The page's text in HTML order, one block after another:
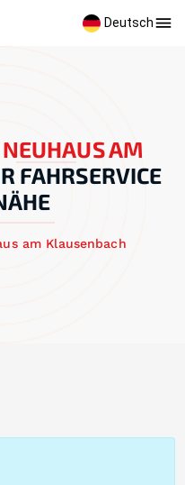
Deutsch
NEUHAUS AM
FAHRSERVICE
am Klausenbach